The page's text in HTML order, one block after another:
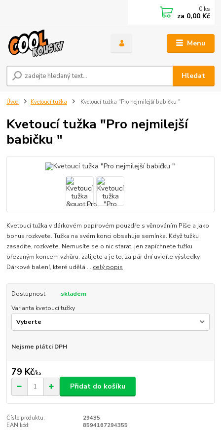
Menu
Hledat
0 ks
za 0,00 Kč
Úvod Kvetoucí tužka Kvetoucí tužka "Pro nejmilejší babičku "
Kvetoucí tužka "Pro nejmilejší
babičku "
Kvetoucí tužka v dárkovém papírovém pouzdře s věnováním Píše a jako
bonus rozkvete. Tužka na svém konci obsahuje semínka. Když tužku
zasadíte, rozkvete. Nemusíte se o nic starat, jen zapíchnete tužku
ořezaným koncem vzhůru, zalijete a je to, za pár dní uvidíte výsledky.
Dárkové balení, které udělá ... celý popis
Dostupnost
skladem
Varianta kvetoucí tužky
Nejsme plátci DPH
79 Kč/ks
Přidat do košíku
Číslo produktu:
29435
EAN kód:
8594167294355